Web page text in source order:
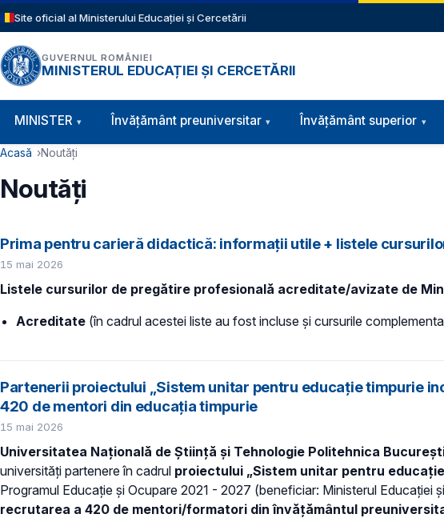
Sari la conținutul principal
Site oficial al Ministerului Educației și Cercetării
GUVERNUL ROMÂNIEI
MINISTERUL EDUCAȚIEI ȘI CERCETĂRII
Navigație principală
MINISTER Învăţământ preuniversitar Învățământ superior
Cale de navigare
Acasă Noutăți
Noutăți
Prima pentru carieră didactică: informații utile + listele
15 mai 2026
Listele cursurilor de pregătire profesională acreditate/avizate de
Acreditate (în cadrul acestei liste au fost incluse și cursurile
Partenerii proiectului „Sistem unitar pentru educație timpurie
420 de mentori din educația timpurie
15 mai 2026
Universitatea Națională de Știință și Tehnologie Politehnica
universități partenere în cadrul proiectului „Sistem unitar pentru
Programul Educație și Ocupare 2021 - 2027 (beneficiar: Ministerul Educației
recrutarea a 420 de mentori/formatori din învățământul